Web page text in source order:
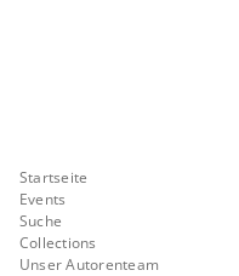
Startseite
Events
Suche
Collections
Unser Autorenteam